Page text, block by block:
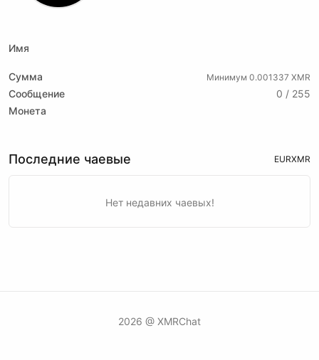
Имя
Сумма Минимум 0.001337 XMR
Сообщение
0 / 255
Монета
Последние чаевые EURXMR
Нет недавних чаевых!
2026 @ XMRChat